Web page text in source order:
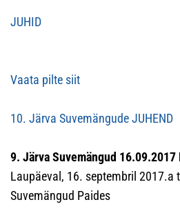
JUHID
Vaata pilte siit
10. Järva Suvemängude JUHEND
9. Järva Suvemängud 16.09.2017
Laupäeval, 16. septembril
Suvemängud Paides